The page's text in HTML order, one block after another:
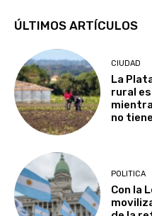
ÚLTIMOS ARTÍCULOS
CIUDAD
La
rural
no
POLITICA
Con la